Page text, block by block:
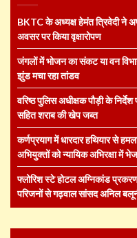
BKTC के अध्यक्ष हेमंत त्रिवेदी ने
अवसर पर किया वृक्षारोपण
जंगलों में भोजन का संकट या वन विभाग
झुंड मचा रहा तांडव
वरिष्ठ पुलिस अधीक्षक पौड़ी के
सहित शराब की खेप जब्त
कर्णप्रयाग में धारदार हथियार से
अभियुक्तों को न्यायिक अभिरक्षा में
फ्लोरिश स्टे होटल अग्निकांड
परिजनों से गढ़वाल सांसद अनिल